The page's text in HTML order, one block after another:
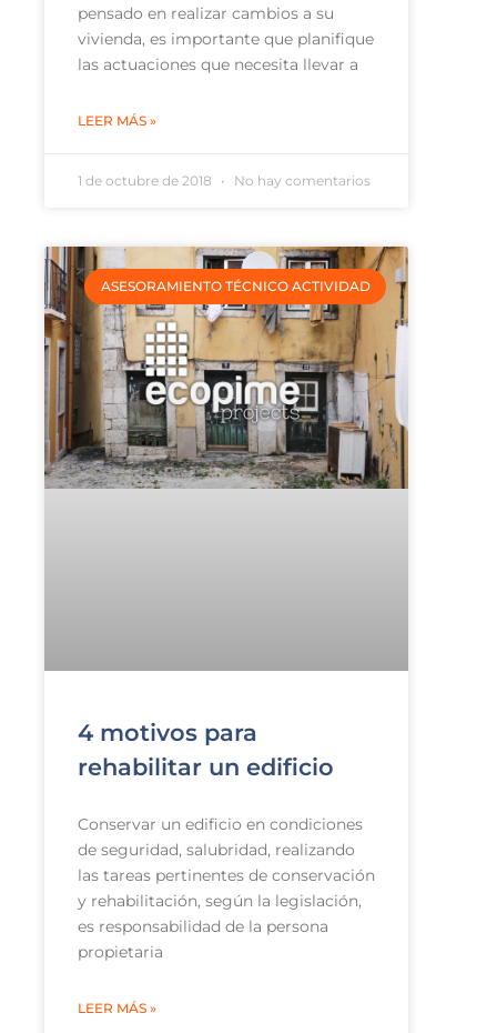
pensado en realizar cambios a su
vivienda, es importante que planifique
las actuaciones que necesita llevar a
LEER MÁS »
1 de octubre de 2018 No hay comentarios
ASESORAMIENTO TÉCNICO ACTIVIDAD
4 motivos para
rehabilitar un edificio
Conservar un edificio en condiciones
de seguridad, salubridad, realizando
las tareas pertinentes de conservación
y rehabilitación, según la legislación,
es responsabilidad de la persona
propietaria
LEER MÁS »